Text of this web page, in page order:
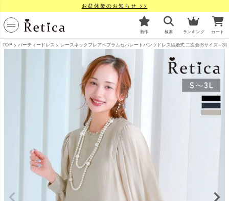
お盆休業のお知らせ >>
新作 検索 ランキング カート
TOP パーティードレス レースネックフレアペプラムセパレートパンツドレス結婚式 二次会(Sサイズ～